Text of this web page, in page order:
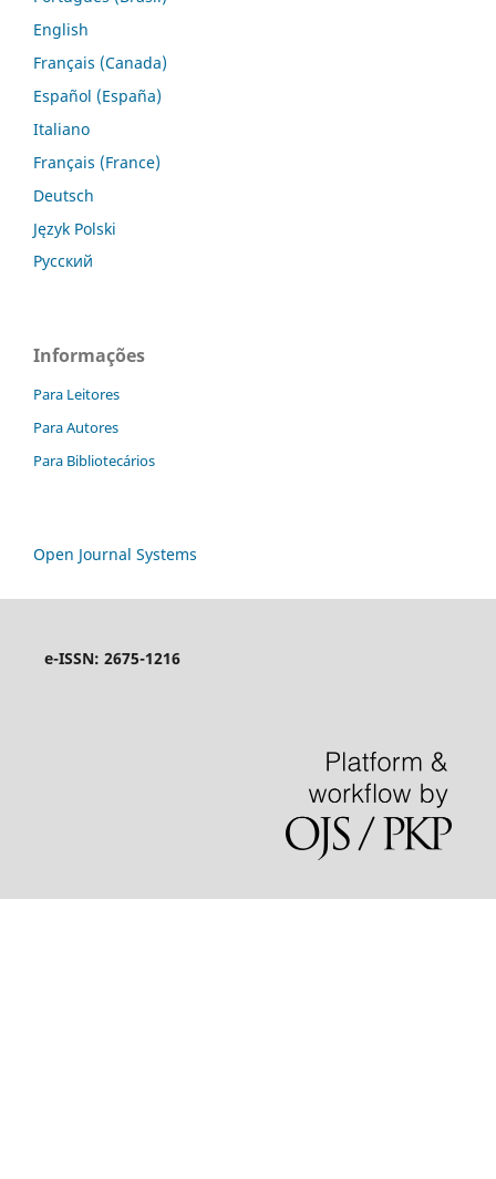
English
Français (Canada)
Español (España)
Italiano
Français (France)
Deutsch
Język Polski
Русский
Informações
Para Leitores
Para Autores
Para Bibliotecários
Open Journal Systems
e-ISSN: 2675-1216